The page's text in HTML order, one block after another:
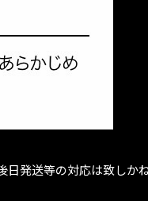
日発送等の対応は致しか